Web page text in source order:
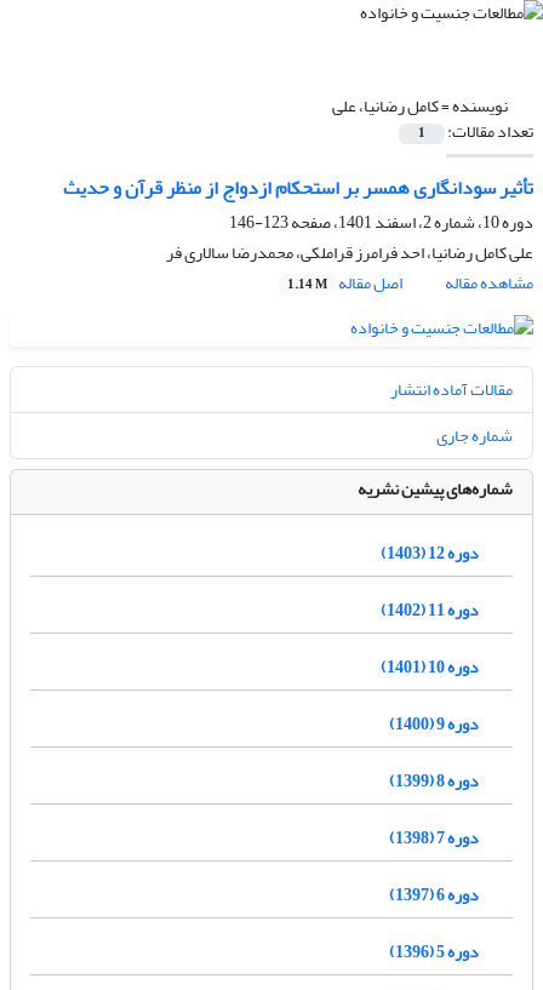
نویسنده =کامل رضانیا، علی
تعداد مقالات: 1
تأثیر سودانگاری همسر بر استحکام ازدواج از منظر قرآن و حدیث
دوره 10، شماره 2، اسفند 1401، صفحه
123-146
علی کامل رضانیا، احد فرامرز قراملکی، محمدرضا سالاری فر
مشاهده مقاله
اصل مقاله 1.14 M
مقالات آماده انتشار
شماره جاری
شماره‌های پیشین نشریه
دوره 12 (1403)
دوره 11 (1402)
دوره 10 (1401)
دوره 9 (1400)
دوره 8 (1399)
دوره 7 (1398)
دوره 6 (1397)
دوره 5 (1396)